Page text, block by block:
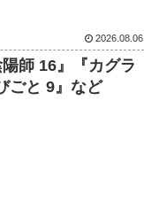
2026.08.06
師 16』『カグラ
ごと 9』など